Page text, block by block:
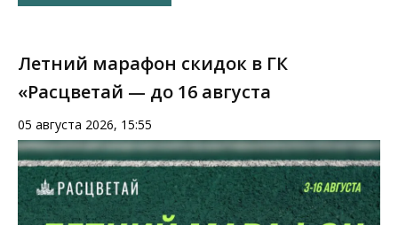
Летний марафон скидок в ГК
«Расцветай — до 16 августа
05 августа 2026, 15:55